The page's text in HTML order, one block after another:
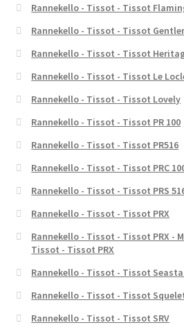
Rannekello - Tissot - Tissot
Rannekello - Tissot - Tissot
Rannekello - Tissot - Tissot
Rannekello - Tissot - Tissot Le
Rannekello - Tissot - Tissot Lovely
Rannekello - Tissot - Tissot PR 100
Rannekello - Tissot - Tissot PR516
Rannekello - Tissot - Tissot PRC
Rannekello - Tissot - Tissot PRS
Rannekello - Tissot - Tissot PRX
Rannekello - Tissot - Tissot PRX -
Tissot - Tissot PRX
Rannekello - Tissot - Tissot
Rannekello - Tissot - Tissot
Rannekello - Tissot - Tissot SRV